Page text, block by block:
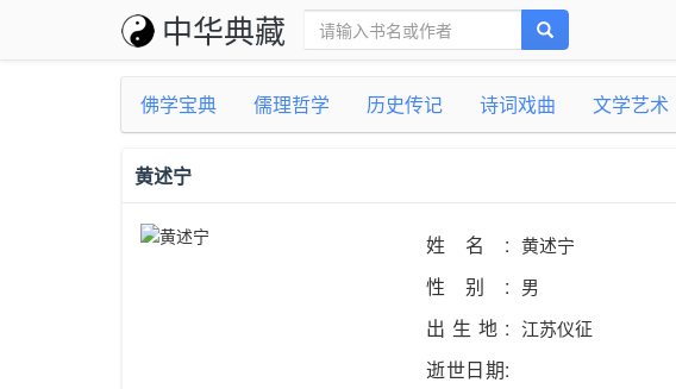
中华典藏
佛学宝典 儒理哲学 历史传记 诗词戏曲 文学艺术
黄述宁
姓名: 黄述宁
性别: 男
出生地: 江苏仪征
逝世日期: